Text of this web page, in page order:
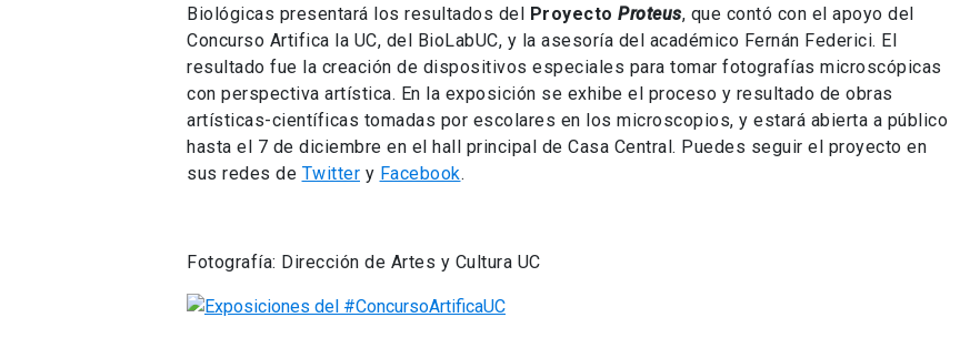
Biológicas presentará los resultados del
Proyecto Proteus, que contó con el apoyo del
Concurso Artifica la UC, del BioLabUC, y la asesoría del académico Fernán Federici. El
resultado fue la creación de dispositivos especiales para tomar fotografías microscópicas
con perspectiva artística. En la exposición se exhibe el proceso y resultado de obras
artísticas-científicas tomadas por escolares en los microscopios, y estará abierta a público
hasta el 7 de diciembre en el hall principal de Casa Central. Puedes seguir el proyecto en
sus redes de Twitter y Facebook.
Fotografía: Dirección de Artes y Cultura UC